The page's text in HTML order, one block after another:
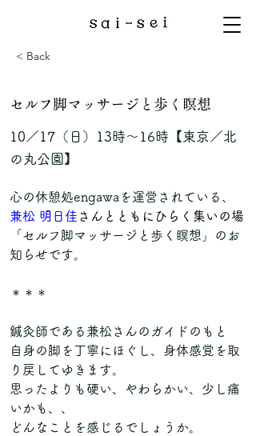
< Back
セルフ脚マッサージと歩く瞑想
10／17（日）13時〜16時【東京／北
の丸公園】
心の休憩処engawaを運営されている、
兼松 明日佳 さんとともにひらく集いの場
「 セルフ脚マッサージと歩く瞑想」
のお
知らせです。
＊＊＊
鍼灸師である兼松さんのガイドのもと
自身の脚を丁寧にほぐし、身体感覚を取
り戻してゆきます。
思ったよりも硬い、やわらかい、少し痛
いかも、、
どんなことを感じるでしょうか。